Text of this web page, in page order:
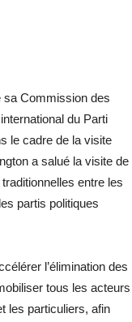
sa Commission des
du Parti
le cadre de la visite
a salué la visite de
entre les
partis politiques
l’élimination des
tous les acteurs
les particuliers, afin